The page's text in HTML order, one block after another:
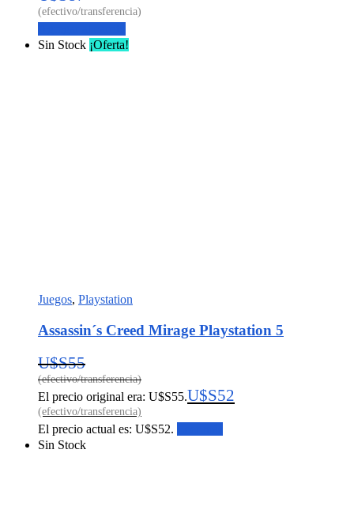
Sin Stock ¡Oferta!
Juegos, Playstation
Assassin´s Creed Mirage Playstation 5
U$S55
El precio original era: U$S55.U$S52
El precio actual es: U$S52.
Sin Stock